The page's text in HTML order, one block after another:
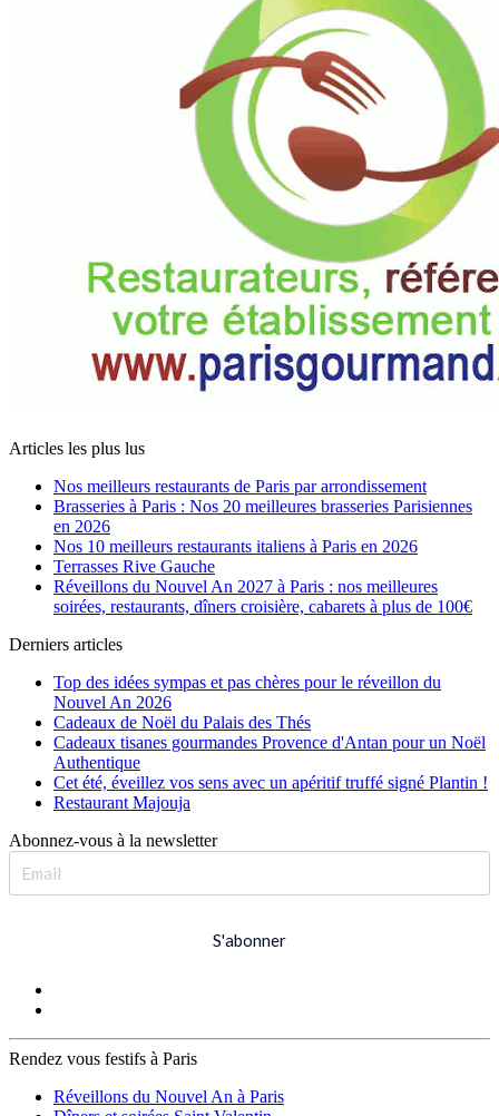
Articles les plus lus
Nos meilleurs restaurants de Paris par arrondissement
Brasseries à Paris : Nos 20 meilleures brasseries Parisiennes
en 2026
Nos 10 meilleurs restaurants italiens à Paris en 2026
Terrasses Rive Gauche
Réveillons du Nouvel An 2027 à Paris : nos meilleures
soirées, restaurants, dîners croisière, cabarets à plus de 100€
Derniers articles
Top des idées sympas et pas chères pour le réveillon du
Nouvel An 2026
Cadeaux de Noël du Palais des Thés
Cadeaux tisanes gourmandes Provence d'Antan pour un Noël
Authentique
Cet été, éveillez vos sens avec un apéritif truffé signé Plantin !
Restaurant Majouja
Abonnez-vous à la newsletter
S'abonner
Rendez vous festifs à Paris
Réveillons du Nouvel An à Paris